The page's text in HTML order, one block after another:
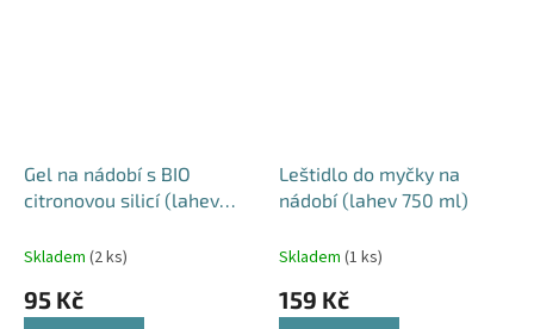
Gel na nádobí s BIO
citronovou silicí (lahev
Skladem (2 ks)
95 Kč
Leštidlo do myčky na
nádobí (lahev 750 ml)
Skladem (1 ks)
159 Kč